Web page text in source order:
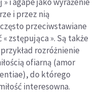
i przez nią
przeciwstawiane
« zstępująca ». Są także
rozróżnienie
ofiarną (amor
do którego
interesowna.